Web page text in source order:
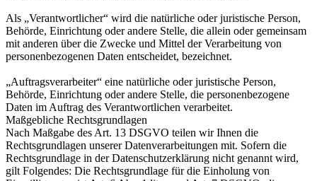
Als „Verantwortlicher“ wird die natürliche oder juristische Person,
Behörde, Einrichtung oder andere Stelle, die allein oder gemeinsam
mit anderen über die Zwecke und Mittel der Verarbeitung von
personenbezogenen Daten entscheidet, bezeichnet.
„Auftragsverarbeiter“ eine natürliche oder juristische Person,
Behörde, Einrichtung oder andere Stelle, die personenbezogene
Daten im Auftrag des Verantwortlichen verarbeitet.
Maßgebliche Rechtsgrundlagen
Nach Maßgabe des Art. 13 DSGVO teilen wir Ihnen die
Rechtsgrundlagen unserer Datenverarbeitungen mit. Sofern die
Rechtsgrundlage in der Datenschutzerklärung nicht genannt wird,
gilt Folgendes: Die Rechtsgrundlage für die Einholung von